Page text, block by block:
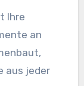
Ihre
an
aus jeder